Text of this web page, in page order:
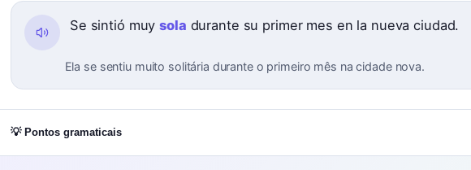
Se sintió muysola durante su primer mes en la nueva ciudad.
Ela se sentiu muito solitária durante o primeiro mês na cidade nova.
💡 Pontos gramaticais